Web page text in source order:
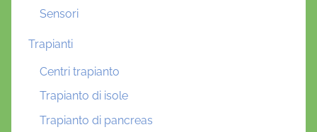
Sensori
Trapianti
Centri trapianto
Trapianto di isole
Trapianto di pancreas